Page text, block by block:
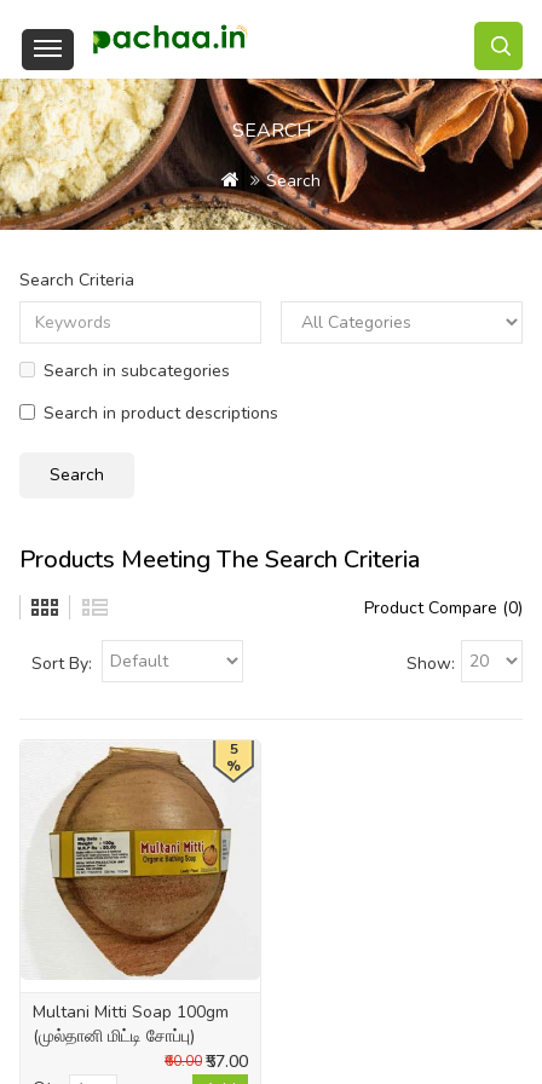
SEARCH
Search
Search Criteria
Search in subcategories
Search in product descriptions
Products Meeting The Search Criteria
Product Compare (0)
Sort By: Show:
5
%
Multani Mitti Soap 100gm
(முல்தானி மிட்டி சோப்பு)
₹57.00
₹60.00